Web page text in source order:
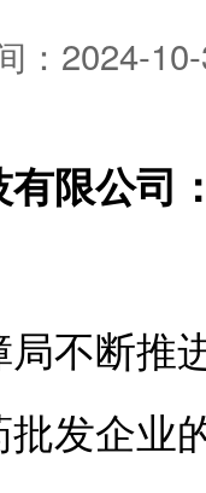
：2024-
有限公
不断推
发企业